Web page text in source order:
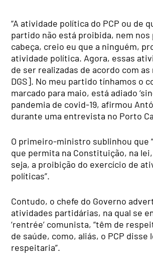
“A atividade política do PCP ou de
partido não está proibida, nem nos
cabeça, creio eu que a ninguém,
atividade política. Agora, essas
de ser realizadas de acordo com
DGS]. No meu partido tínhamos o
marcado para maio, está adiado
pandemia de covid-19, afirmou
durante uma entrevista no Porto
O primeiro-ministro sublinhou que
que permita na Constituição, na
seja, a proibição do exercício de
políticas”.
Contudo, o chefe do Governo
atividades partidárias, na qual se
‘rentrée’ comunista, “têm de
de saúde, como, aliás, o PCP disse
respeitaria”.